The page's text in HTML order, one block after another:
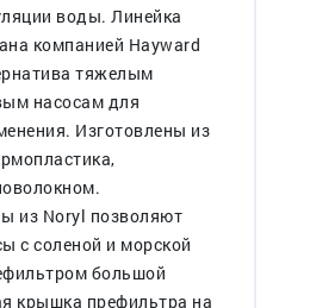
воды. Линейка
компанией Hayward
тяжелым
насосам для
Изготовлены из
из Noryl позволяют
с соленой и морской
большой
крышка префильтра на